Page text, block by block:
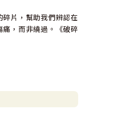
片，幫助我們辨認在
，而非繞過。《破碎
這樣的人物每個世代